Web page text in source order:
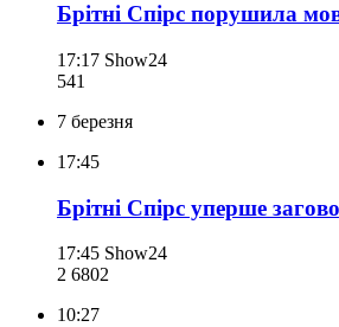
Брітні Спірс порушила
17:17 Show24
541
7 березня
17:45
Брітні Спірс уперше
17:45 Show24
2 6802
10:27